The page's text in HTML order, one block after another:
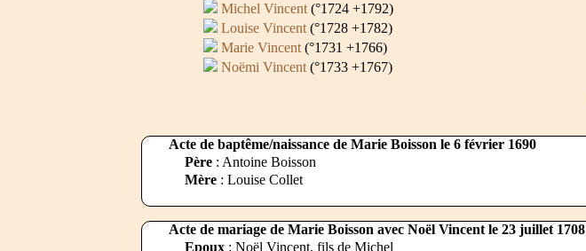
Michel Vincent (°1724 +1792)
Louise Vincent (°1728 +1782)
Marie Vincent (°1731 +1766)
Noëmi Vincent (°1733 +1767)
Acte de baptême/naissance de Marie Boisson le 6 février 1690
Père : Antoine Boisson
Mère : Louise Collet
Acte de mariage de Marie Boisson avec Noël Vincent le 23 juillet 1708
Epoux : Noël Vincent, fils de Michel